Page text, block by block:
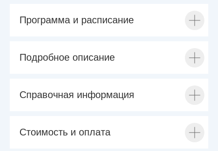
Программа и расписание
Подробное описание
Справочная информация
Стоимость и оплата